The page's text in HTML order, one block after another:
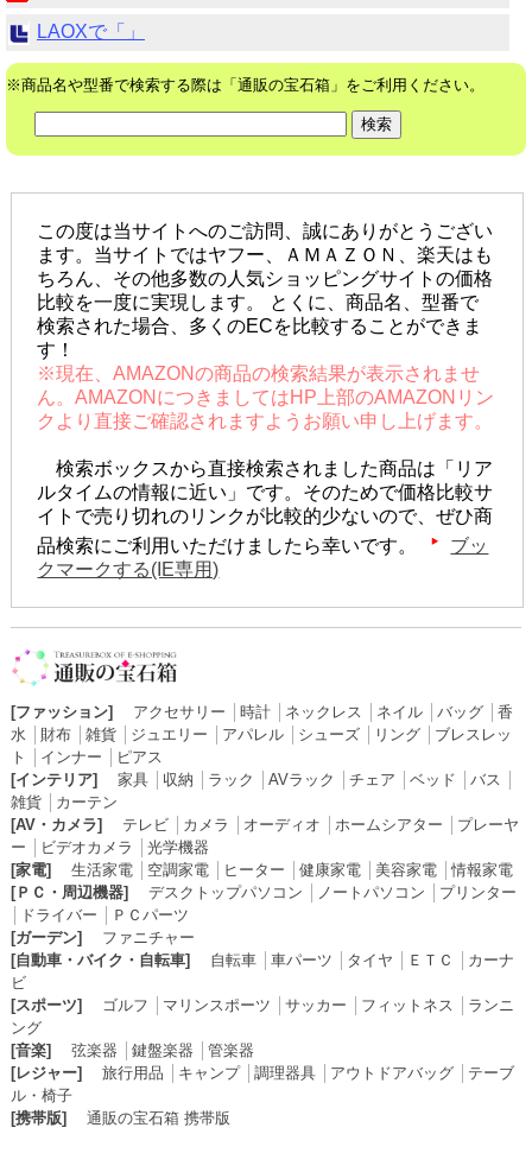
LAOXで「」
※商品名や型番で検索する際は「通販の宝石箱」をご利用ください。
この度は当サイトへのご訪問、誠にありがとうござい
ます。当サイトではヤフー、ＡＭＡＺＯＮ、楽天はも
ちろん、その他多数の人気ショッピングサイトの価格
比較を一度に実現します。 とくに、商品名、型番で
検索された場合、多くのECを比較することができま
す！
※現在、AMAZONの商品の検索結果が表示されませ
ん。AMAZONにつきましてはHP上部のAMAZONリン
クより直接ご確認されますようお願い申し上げます。
検索ボックスから直接検索されました商品は「リア
ルタイムの情報に近い」です。そのためで価格比較サ
イトで売り切れのリンクが比較的少ないので、ぜひ商
品検索にご利用いただけましたら幸いです。
ブッ
クマークする(IE専用)
[ファッション] アクセサリー 時計│ ネックレス ネイル│ バッグ│ 香
水
財布│ 雑貨│ ジュエリー アパレル│ シューズ│ リング│ ブレスレッ
ト
インナー
ピアス
[インテリア]
家具│ 収納 ラック AVラック チェア ベッド バス
雑貨│ カーテン
[AV・カメラ]
テレビ│ カメラ オーディオ ホームシアター
プレーヤ
ー
ビデオカメラ
光学機器
[家電]
生活家電│ 空調家電│ ヒーター 健康家電│ 美容家電│情報家電
[ＰＣ・周辺機器]
デスクトップパソコン ノートパソコン
プリンター
ドライバー
ＰＣパーツ
[ガーデン]
ファニチャー
[自動車・バイク・自転車]
自転車│ 車パーツ タイヤ ＥＴＣ
カーナ
ビ
[スポーツ]
ゴルフ マリンスポーツ サッカー フィットネス
ランニ
ング
[音楽]
弦楽器 鍵盤楽器
管楽器
[レジャー]
旅行用品 キャンプ│ 調理器具│ アウトドアバッグ│ テーブ
ル・椅子
[携帯版]
通販の宝石箱 携帯版